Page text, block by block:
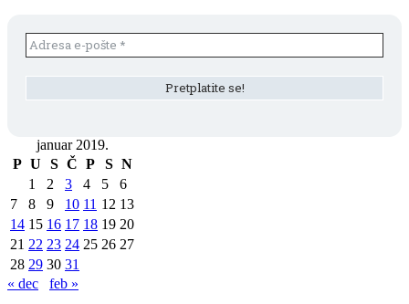
januar 2019.
P U S Č P S N
1
2 3 4 5
6
7
8 9 10 11 12 13
14 15 16 17 18 19 20
21 22 23 24 25 26 27
28 29 30 31
« dec
feb »